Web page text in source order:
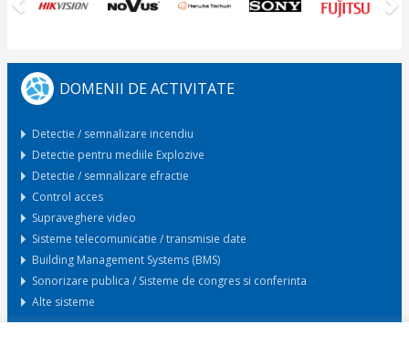
DOMENII DE ACTIVITATE
Detectie / semnalizare incendiu
Detectie pentru mediile Explozive
Detectie / semnalizare efractie
Control acces
Supraveghere video
Sisteme telecomunicatie / transmisie date
Building Management Systems (BMS)
Sonorizare publica / Sisteme de congres si conferinta
Alte sisteme